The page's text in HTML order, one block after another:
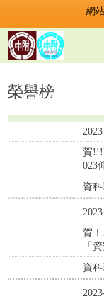
網
榮譽榜 -
榮譽榜
賀!!!
023
資
賀
「
資